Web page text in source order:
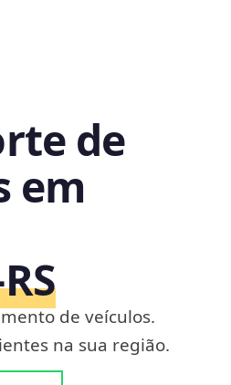
de
em
de veículos.
na sua região.